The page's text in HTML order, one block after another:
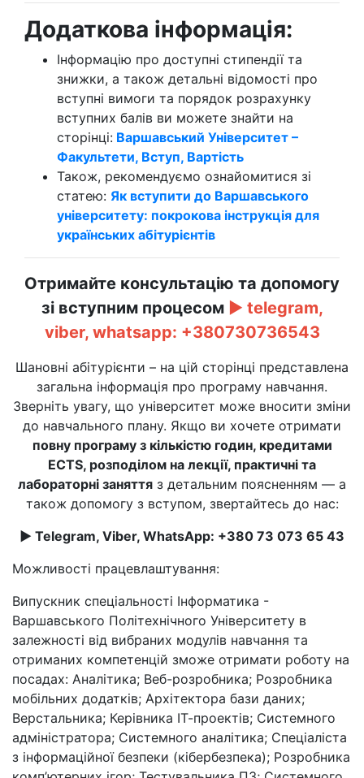
Додаткова інформація:
Інформацію про доступні стипендії та
знижки, а також детальні відомості про
вступні вимоги та порядок розрахунку
вступних балів ви можете знайти на
сторінці: Варшавський Університет –
Факультети, Вступ, Вартість
Також, рекомендуємо ознайомитися зі
статею: Як вступити до Варшавського
університету: покрокова інструкція для
українських абітурієнтів
Отримайте консультацію та допомогу
зі вступним процесом ► telegram,
viber, whatsapp: +380730736543
Шановні абітурієнти – на цій сторінці представлена
загальна інформація про програму навчання.
Зверніть увагу, що університет може вносити зміни
до навчального плану. Якщо ви хочете отримати
повну програму з кількістю годин, кредитами
ECTS, розподілом на лекції, практичні та
лабораторні заняття з детальним поясненням — а
також допомогу з вступом, звертайтесь до нас:
► Telegram, Viber, WhatsApp: +380 73 073 65 43
Можливості працевлаштування:
Випускник спеціальності Інформатика -
Варшавського Політехнічного Університету в
залежності від вибраних модулів навчання та
отриманих компетенцій зможе отримати роботу на
посадах: Аналітика; Веб-розробника; Розробника
мобільних додатків; Архітектора бази даних;
Верстальника; Керівника ІТ-проектів; Системного
адміністратора; Системного аналітика; Спеціаліста
з інформаційної безпеки (кібербезпека); Розробника